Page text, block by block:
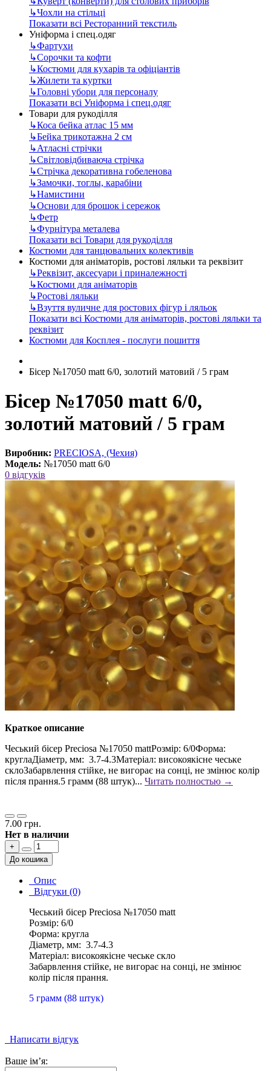
↳Чохли на стільці
Показати всі Ресторанний текстиль
Уніформа і спец.одяг
↳Фартухи
↳Сорочки та кофти
↳Костюми для кухарів та офіціантів
↳Жилети та куртки
↳Головні убори для персоналу
Показати всі Уніформа і спец.одяг
Товари для рукоділля
↳Коса бейка атлас 15 мм
↳Бейка трикотажна 2 см
↳Атласні стрічки
↳Світловідбиваюча стрічка
↳Стрічка декоративна гобеленова
↳Замочки, тоглы, карабіни
↳Намистини
↳Основи для брошок і сережок
↳Фетр
↳Фурнітура металева
Показати всі Товари для рукоділля
Костюми для танцювальних колективів
Костюми для аніматорів, ростові ляльки та реквізит
↳Реквізит, аксесуари і приналежності
↳Костюми для аніматорів
↳Ростові ляльки
↳Взуття вуличне для ростових фігур і ляльок
Показати всі Костюми для аніматорів, ростові ляльки та
реквізит
Костюми для Косплея - послуги пошиття
Бісер №17050 matt 6/0, золотий матовий / 5 грам
Бісер №17050 matt 6/0,
золотий матовий / 5 грам
Виробник: PRECIOSA, (Чехия)
Модель: №17050 matt 6/0
0 відгуків
Краткое описание
Чеський бісер Preciosa №17050 mattРозмір: 6/0Форма:
круглаДіаметр, мм: 3.7-4.3Матеріал: високоякісне чеське
склоЗабарвлення стійке, не вигорає на сонці, не змінює колір
після прання.5 грамм (88 штук)... Читать полностью →
7.00 грн.
Нет в наличии
+
До кошика
Опис
Відгуки (0)
Чеський бісер Preciosa №17050 matt
Розмір: 6/0
Форма: кругла
Діаметр, мм: 3.7-4.3
Матеріал: високоякісне чеське скло
Забарвлення стійке, не вигорає на сонці, не змінює
колір після прання.
5 грамм (88 штук)
Написати відгук
Ваше ім’я: